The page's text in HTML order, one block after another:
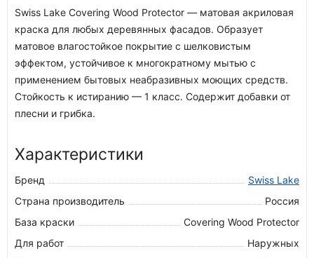
Swiss Lake Covering Wood Protector — матовая акриловая
краска для любых деревянных фасадов. Образует
матовое влагостойкое покрытие с шелковистым
эффектом, устойчивое к многократному мытью с
применением бытовых неабразивных моющих средств.
Стойкость к истиранию — 1 класс. Содержит добавки от
плесни и грибка.
Характеристики
Бренд
Swiss Lake
Страна производитель
Россия
База краски
Covering Wood Protector
Для работ
Наружных